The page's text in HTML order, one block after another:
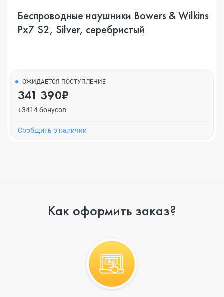
Беспроводные наушники Bowers & Wilkins
Px7 S2, Silver, серебристый
ОЖИДАЕТСЯ ПОСТУПЛЕНИЕ
341 390₽
+3414 бонусов
Cообщить о наличии
Как оформить заказ?